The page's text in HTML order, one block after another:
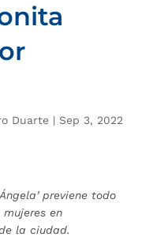
Duarte| Sep 3, 2022
previene todo
en
la ciudad.